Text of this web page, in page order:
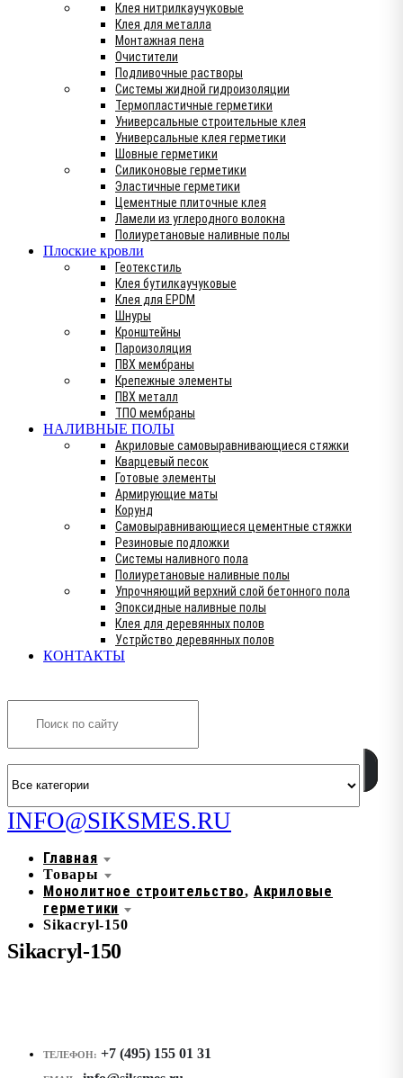
Клея нитрилкаучуковые
Клея для металла
Монтажная пена
Очистители
Подливочные растворы
Системы жидной гидроизоляции
Термопластичные герметики
Универсальные строительные клея
Универсальные клея герметики
Шовные герметики
Силиконовые герметики
Эластичные герметики
Цементные плиточные клея
Ламели из углеродного волокна
Полиуретановые наливные полы
Плоские кровли
Геотекстиль
Клея бутилкаучуковые
Клея для EPDM
Шнуры
Кронштейны
Пароизоляция
ПВХ мембраны
Крепежные элементы
ПВХ металл
ТПО мембраны
НАЛИВНЫЕ ПОЛЫ
Акриловые самовыравнивающиеся стяжки
Кварцевый песок
Готовые элементы
Армирующие маты
Корунд
Самовыравнивающиеся цементные стяжки
Резиновые подложки
Системы наливного пола
Полиуретановые наливные полы
Упрочняющий верхний слой бетонного пола
Эпоксидные наливные полы
Клея для деревянных полов
Устрйство деревянных полов
КОНТАКТЫ
INFO@SIKSMES.RU
Главная
Товары
Монолитное строительство, Акриловые
герметики
Sikacryl-150
Sikacryl-150
ТЕЛЕФОН: +7 (495) 155 01 31